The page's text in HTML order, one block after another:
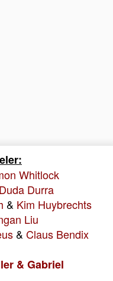
Whitlock
Duda Durra
& Kim Huybrechts
Liu
& Claus Bendix
&Gabriel